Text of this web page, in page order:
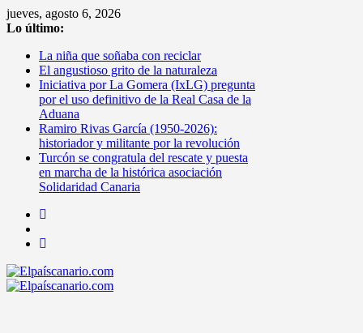
Saltar
al
jueves, agosto 6, 2026
Lo último:
La niña que soñaba con reciclar
El angustioso grito de la naturaleza
Iniciativa por La Gomera (IxLG) pregunta
por el uso definitivo de la Real Casa de la
Aduana
Ramiro Rivas García (1950-2026):
historiador y militante por la revolución
Turcón se congratula del rescate y puesta
en marcha de la histórica asociación
Solidaridad Canaria